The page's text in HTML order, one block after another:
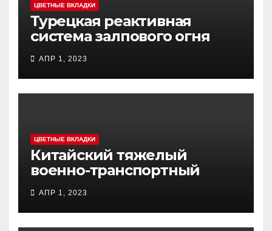
ЦВЕТНЫЕ ВКЛАДКИ
Турецкая реактивная
система залпового огня
АПР 1, 2023
ЦВЕТНЫЕ ВКЛАДКИ
Китайский тяжелый
военно-транспортный
(«ЮНЬ-20») «Куньпин»
АПР 1, 2023